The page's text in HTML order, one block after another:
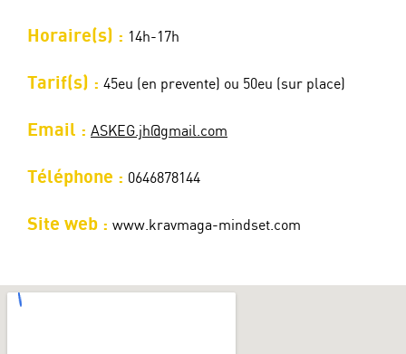
Horaire(s) : 14h-17h
Tarif(s) : 45eu (en prevente) ou 50eu (sur place)
Email : ASKEG.jh@gmail.com
Téléphone : 0646878144
Site web : www.kravmaga-mindset.com